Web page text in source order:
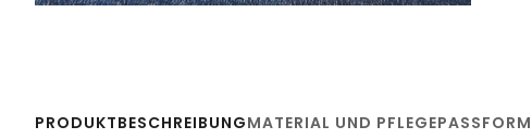
PRODUKTBESCHREIBUNGMATERIAL UND PFLEGEPASSFORM